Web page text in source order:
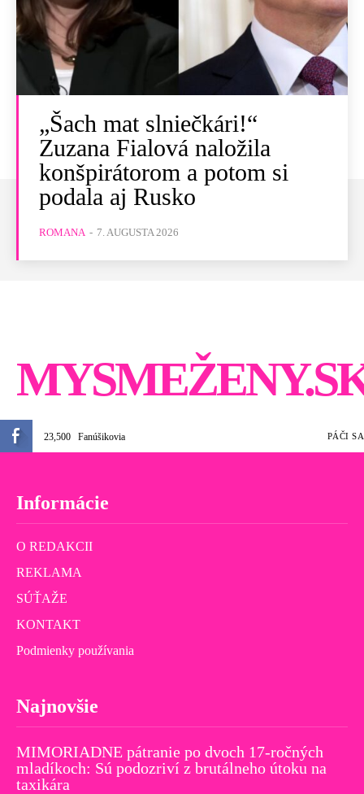
„Šach mat slniečkári!“
Zuzana Fialová naložila
konšpirátorom a potom si
podala aj Rusko
ROMANA - 7. AUGUSTA 2026
23,500 Fanúšikovia PÁČI SA
Informácie
O REDAKCII
REKLAMA
SÚŤAŽE
KONTAKT
Podmienky používania
Najnovšie
MIMORIADNE pátranie po dvoch 17-ročných
mladíkoch: Sú podozriví z brutálneho útoku na
taxikára